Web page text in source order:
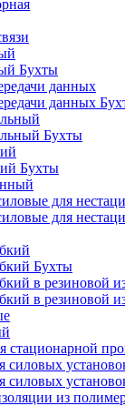
Бухты
данных
данных
Бухты
Бухты
для
для
Бухты
в резиновой
в резиновой
стационарной
силовых
силовых
из